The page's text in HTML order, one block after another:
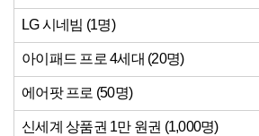
LG 시네빔 (1명)
아이패드 프로 4세대 (20명)
에어팟 프로 (50명)
신세계 상품권 1만 원권 (1,000명)